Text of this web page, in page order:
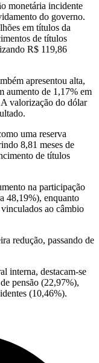
monetária incidente
do governo.
em títulos da
de títulos
R$ 119,86
apresentou alta,
aumento de 1,17% em
valorização do dólar
uma reserva
8,81 meses de
de títulos
na participação
48,19%), enquanto
ao câmbio
redução, passando de
interna, destacam-se
pensão (22,97%),
(10,46%).